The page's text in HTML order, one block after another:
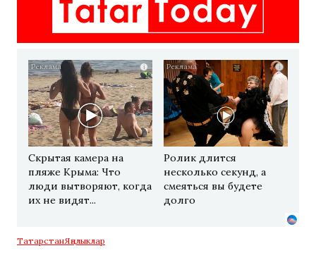
i
Скрытая камера на
пляже Крыма: Что
люди вытворяют, когда
их не видят...
i
Ролик длится
несколько секунд, а
смеяться вы будете
долго
ТатарстанЯңалыклар